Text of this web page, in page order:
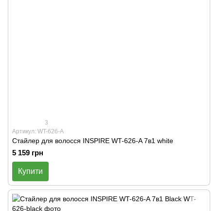
3
Артикул: WT-626-A
Стайлер для волосся INSPIRE WT-626-A 7в1 white
5 159 грн
Купити